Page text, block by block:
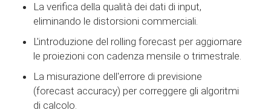
La verifica della qualità dei dati di input,
eliminando le distorsioni commerciali.
L'introduzione del rolling forecast per aggiornare
le proiezioni con cadenza mensile o trimestrale.
La misurazione dell'errore di previsione
(forecast accuracy) per correggere gli algoritmi
di calcolo.